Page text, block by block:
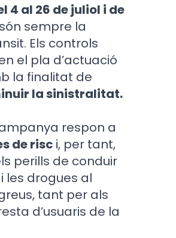
4 al 26 de juliol i de
sempre la
Els controls
el pla d’actuació
la finalitat de
la sinistralitat.
respon a
de risc i, per tant,
perills de conduir
les drogues al
tant per als
d’usuaris de la